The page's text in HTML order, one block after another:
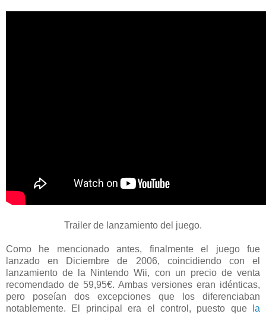
Trailer de lanzamiento del juego.
Como he mencionado antes, finalmente el juego fue
lanzado en Diciembre de 2006, coincidiendo con el
lanzamiento de la Nintendo Wii, con un precio de venta
recomendado de 59,95€. Ambas versiones eran idénticas,
pero poseían dos excepciones que los diferenciaban
notablemente. El principal era el control, puesto que
la